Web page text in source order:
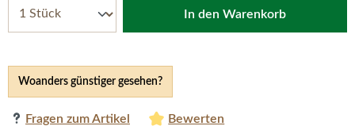
Woanders günstiger gesehen?
Fragen zum Artikel Bewerten
In den Warenkorb